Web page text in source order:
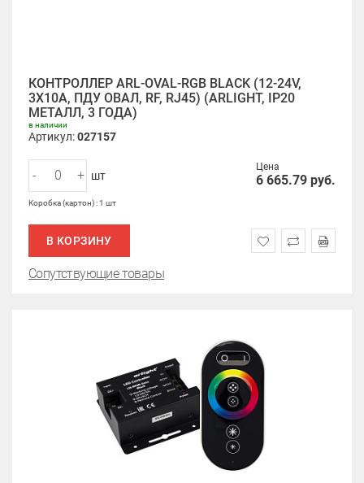
КОНТРОЛЛЕР ARL-OVAL-RGB BLACK (12-24V,
3X10A, ПДУ ОВАЛ, RF, RJ45) (ARLIGHT, IP20
МЕТАЛЛ, 3 ГОДА)
в наличии
Артикул:027157
Цена
6 665.79 руб.
- + шт
Коробка (картон) : 1 шт
В КОРЗИНУ
Сопутствующие товары